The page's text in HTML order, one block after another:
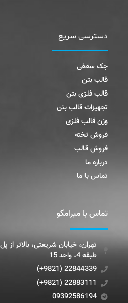
دسترسی سریع
جک سقفی
قالب بتن
قالب فلزی بتن
تجهیزات قالب بتن
وزن قالب فلزی
فروش تخته
فروش قالب
درباره ما
تماس با ما
تماس با میرامکو
طبقه 4، واحد 15
22844339 (9821+)
22883111 (9821+)
09392586194